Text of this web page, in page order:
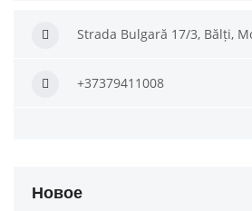
Strada Bulgară 17/3, Bălți,
+37379411008
Новое